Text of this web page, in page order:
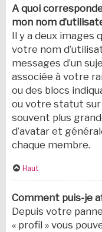
A quoi
mon nom
Il y a deux images
votre nom
messages d’un
associée à votre
ou des blocs
ou votre statut sur
souvent plus
d’avatar et
chaque membre.
Haut
Comment puis-je
Depuis votre
« profil » vous